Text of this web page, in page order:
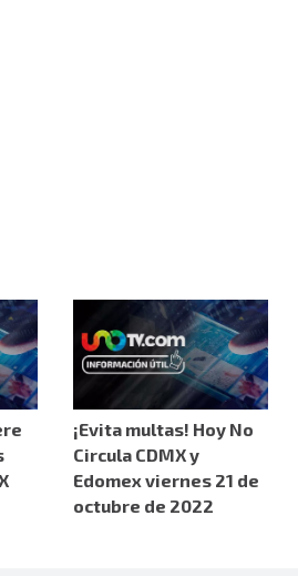
¡Evita multas! Hoy No
Circula CDMX y
Edomex viernes 21 de
octubre de 2022